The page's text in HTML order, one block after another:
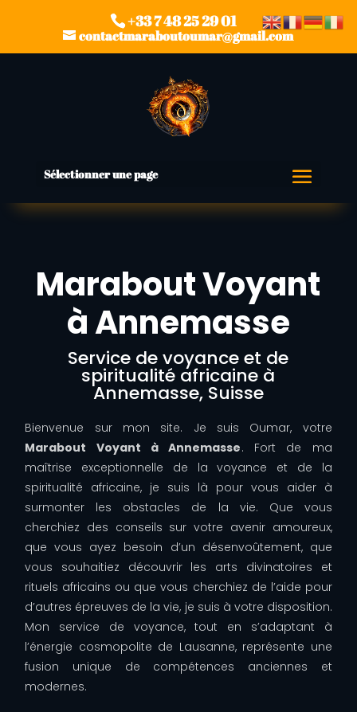
+33 7 48 25 29 01
contactmaraboutoumar@gmail.com
Sélectionner une page
Marabout Voyant
à Annemasse
Service de voyance et de
spiritualité africaine à
Annemasse, Suisse
Bienvenue sur mon site. Je suis Oumar, votre
Marabout Voyant à Annemasse. Fort de ma
maîtrise exceptionnelle de la voyance et de la
spiritualité africaine, je suis là pour vous aider à
surmonter les obstacles de la vie. Que vous
cherchiez des conseils sur votre avenir amoureux,
que vous ayez besoin d’un désenvoûtement, que
vous souhaitiez découvrir les arts divinatoires et
rituels africains ou que vous cherchiez de l’aide pour
d’autres épreuves de la vie, je suis à votre disposition.
Mon service de voyance, tout en s’adaptant à
l’énergie cosmopolite de Lausanne, représente une
fusion unique de compétences anciennes et
modernes.